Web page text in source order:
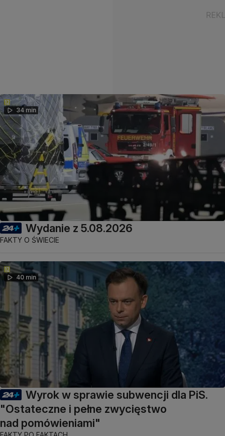
34 min
Wydanie z 5.08.2026
FAKTY O ŚWIECIE
40 min
Wyrok w sprawie subwencji dla PiS.
"Ostateczne i pełne zwycięstwo
nad pomówieniami"